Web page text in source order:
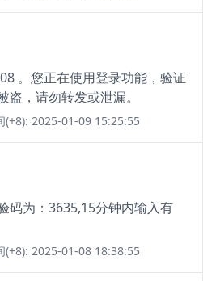
。您正在使用登录功能，验证
，请勿转发或泄漏。
2025-01-09 15:25:55
码为：3635,15分钟内输入有
2025-01-08 18:38:55